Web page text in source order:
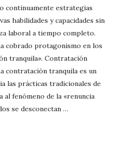
continuamente estrategias
habilidades y capacidades sin
laboral a tiempo completo.
cobrado protagonismo en los
tranquila». Contratación
contratación tranquila es un
las prácticas tradicionales de
al fenómeno de la «renuncia
se desconectan …